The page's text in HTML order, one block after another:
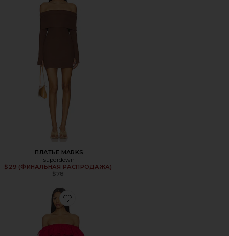
ПЛАТЬЕ MARKS
superdown
$29 (ФИНАЛЬНАЯ РАСПРОДАЖА)
Previous price:
$78
Favorite МИНИ ПЛАТЬЕ WYATT